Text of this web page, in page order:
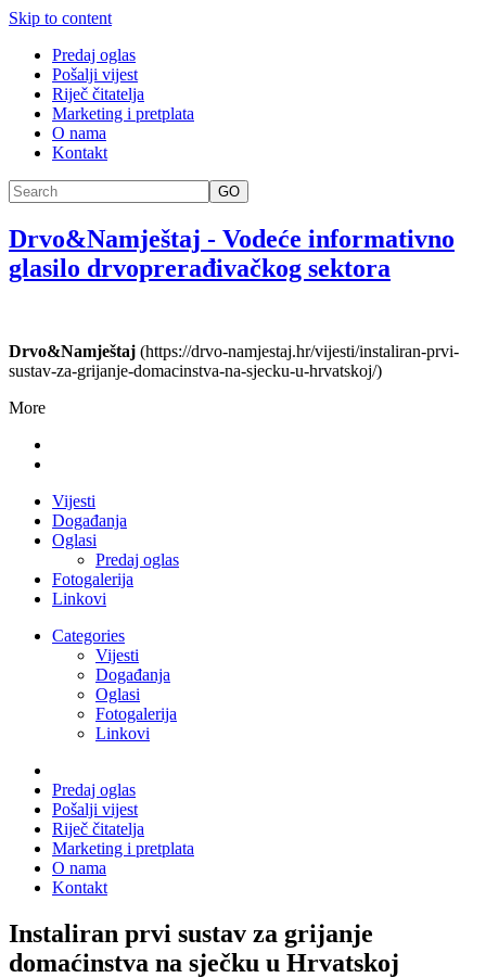
Skip to content
Predaj oglas
Pošalji vijest
Riječ čitatelja
Marketing i pretplata
O nama
Kontakt
GO
Drvo&Namještaj - Vodeće informativno
glasilo drvoprerađivačkog sektora
Drvo&Namještaj (https://drvo-namjestaj.hr/vijesti/instaliran-prvi-
sustav-za-grijanje-domacinstva-na-sjecku-u-hrvatskoj/)
More
Vijesti
Događanja
Oglasi
Predaj oglas
Fotogalerija
Linkovi
Categories
Vijesti
Događanja
Oglasi
Fotogalerija
Linkovi
Predaj oglas
Pošalji vijest
Riječ čitatelja
Marketing i pretplata
O nama
Kontakt
Instaliran prvi sustav za grijanje
domaćinstva na sječku u Hrvatskoj